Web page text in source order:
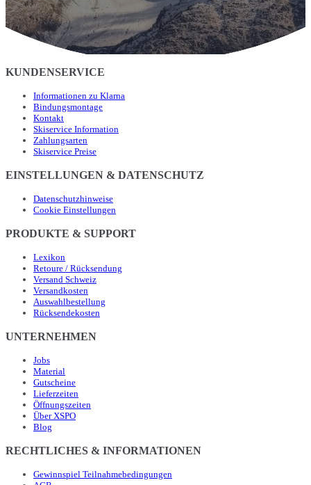
KUNDENSERVICE
Informationen zu Klarna
Bindungsmontage
Kontakt
Skiservice Information
Zahlungsarten
Skiservice Preise
EINSTELLUNGEN & DATENSCHUTZ
Datenschutzhinweise
Cookie Einstellungen
PRODUKTE & SUPPORT
Lexikon
Retoure / Rücksendung
Versand Schweiz
Versandkosten
Auswahlbestellung
Rücksendekosten
UNTERNEHMEN
Jobs
Material
Gutscheine
Lieferzeiten
Öffnungszeiten
Über XSPO
Blog
RECHTLICHES & INFORMATIONEN
Gewinnspiel Teilnahmebedingungen